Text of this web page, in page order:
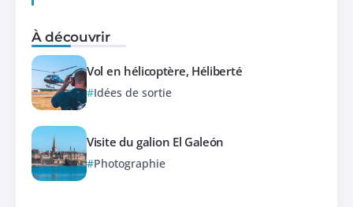
À découvrir
Vol en hélicoptère, Héliberté
Idées de sortie
Visite du galion El Galeón
Photographie